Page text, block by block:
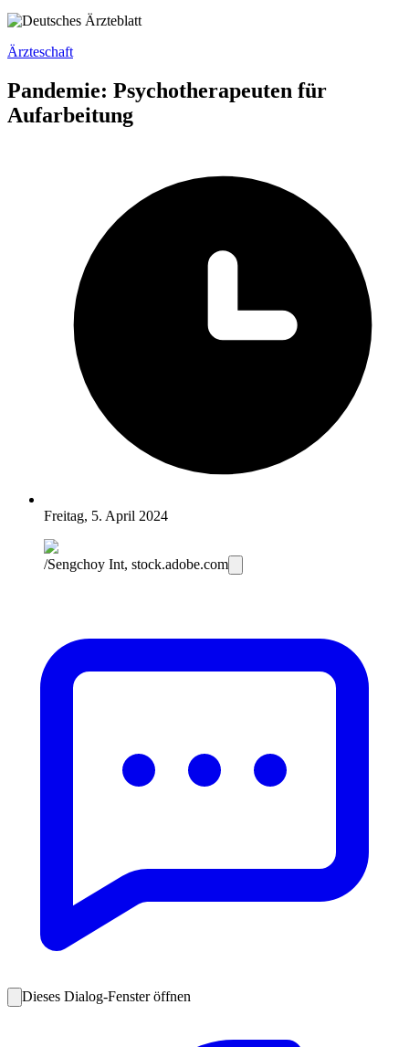
Ärzteschaft
Pandemie: Psychotherapeuten für
Aufarbeitung
Freitag, 5. April 2024
/Sengchoy Int, stock.adobe.com
Dieses Dialog-Fenster öffnen